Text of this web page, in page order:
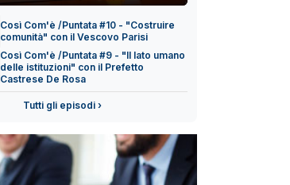
Così Com'è /Puntata #10 - "Costruire
comunità" con il Vescovo Parisi
Così Com'è /Puntata #9 - "Il lato umano
delle istituzioni" con il Prefetto
Castrese De Rosa
Tutti gli episodi ›